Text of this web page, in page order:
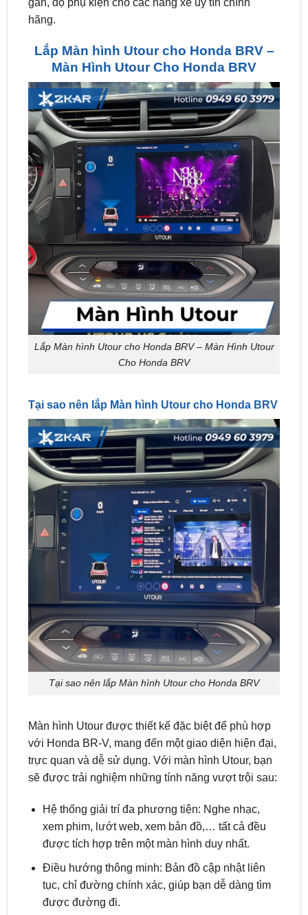
Lắp Màn hình Utour cho Honda BRV –
Lắp Màn hình Utour cho Honda BRV – Màn Hình Utour
Cho Honda BRV
Tại sao nên lắp Màn hình Utour cho Honda BRV
Tại sao nên lắp Màn hình Utour cho Honda BRV
Màn hình Utour được thiết kế đặc biệt để phù hợp
trực quan và dễ sử dụng. Với màn hình Utour, bạn
sẽ được trải nghiệm những tính năng vượt trội sau:
Hệ thống giải trí đa phương tiện: Nghe nhạc,
được tích hợp trên một màn hình duy nhất.
Điều hướng thông minh: Bản đồ cập nhật liên
tục, chỉ đường chính xác, giúp bạn dễ dàng tìm
được đường đi.
Kết nối đa dạng: Kết nối Bluetooth, USB, AUX,
giúp bạn dễ dàng kết nối với điện thoại, máy